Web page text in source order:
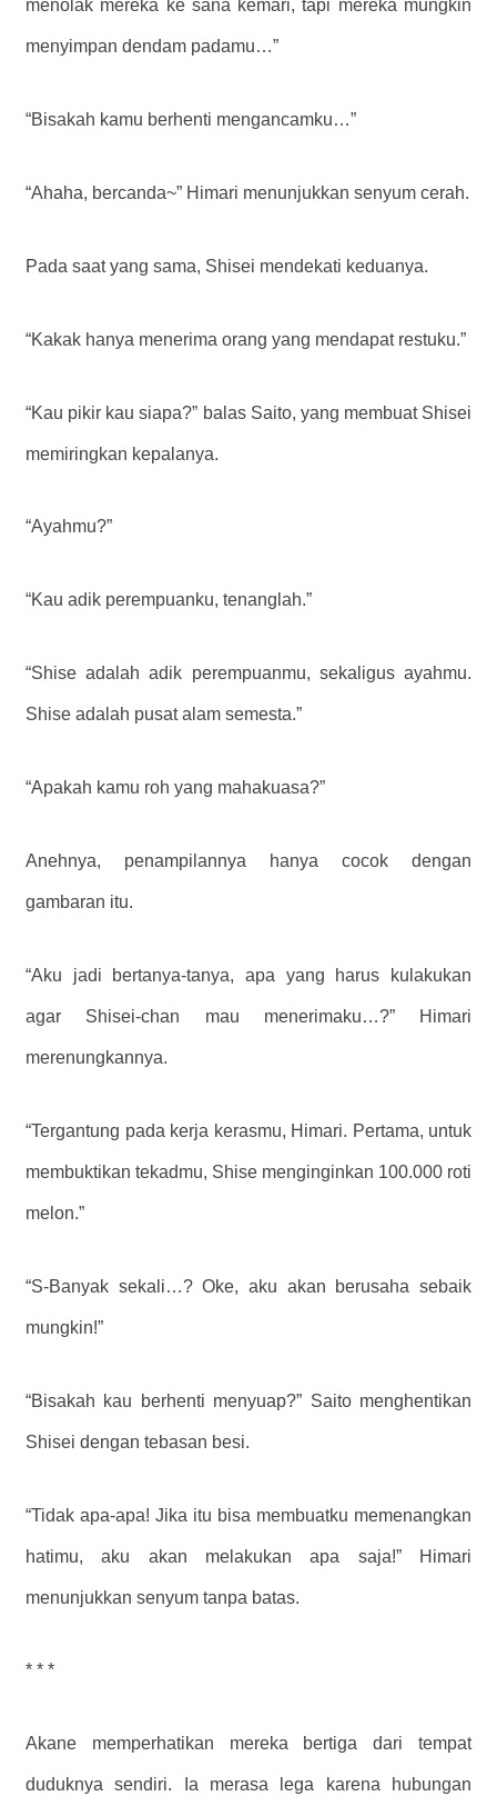
menolak mereka ke sana kemari, tapi mereka mungkin
menyimpan dendam padamu…”
“Bisakah kamu berhenti mengancamku…”
“Ahaha, bercanda~” Himari menunjukkan senyum cerah.
Pada saat yang sama, Shisei mendekati keduanya.
“Kakak hanya menerima orang yang mendapat restuku.”
“Kau pikir kau siapa?” ​​balas Saito, yang membuat Shisei
memiringkan kepalanya.
“Ayahmu?”
“Kau adik perempuanku, tenanglah.”
“Shise adalah adik perempuanmu, sekaligus ayahmu.
Shise adalah pusat alam semesta.”
“Apakah kamu roh yang mahakuasa?”
Anehnya, penampilannya hanya cocok dengan
gambaran itu.
“Aku jadi bertanya-tanya, apa yang harus kulakukan
agar Shisei-chan mau menerimaku…?” Himari
merenungkannya.
“Tergantung pada kerja kerasmu, Himari. Pertama, untuk
membuktikan tekadmu, Shise menginginkan 100.000 roti
melon.”
“S-Banyak sekali…? Oke, aku akan berusaha sebaik
mungkin!”
“Bisakah kau berhenti menyuap?” Saito menghentikan
Shisei dengan tebasan besi.
“Tidak apa-apa! Jika itu bisa membuatku memenangkan
hatimu, aku akan melakukan apa saja!” Himari
menunjukkan senyum tanpa batas.
* * *
Akane memperhatikan mereka bertiga dari tempat
duduknya sendiri. Ia merasa lega karena hubungan